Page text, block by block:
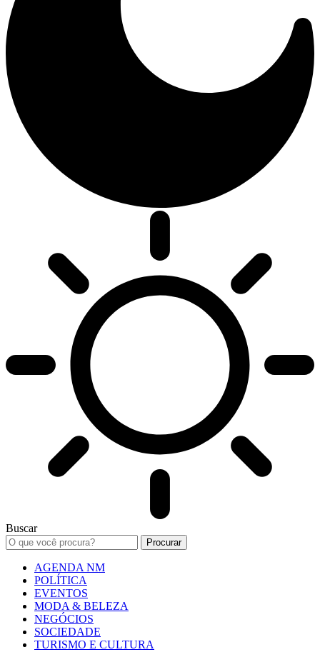
Buscar
AGENDA NM
POLÍTICA
EVENTOS
MODA & BELEZA
NEGÓCIOS
SOCIEDADE
TURISMO E CULTURA